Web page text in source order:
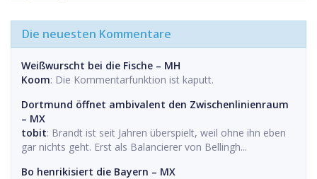
Die neuesten Kommentare
Weißwurscht bei die Fische – MH
Koom: Die Kommentarfunktion ist kaputt.
Dortmund öffnet ambivalent den Zwischenlinienraum
– MX
tobit: Brandt ist seit Jahren überspielt, weil ohne ihn eben
gar nichts geht. Erst als Balancierer von Bellingh...
Bo henrikisiert die Bayern – MX